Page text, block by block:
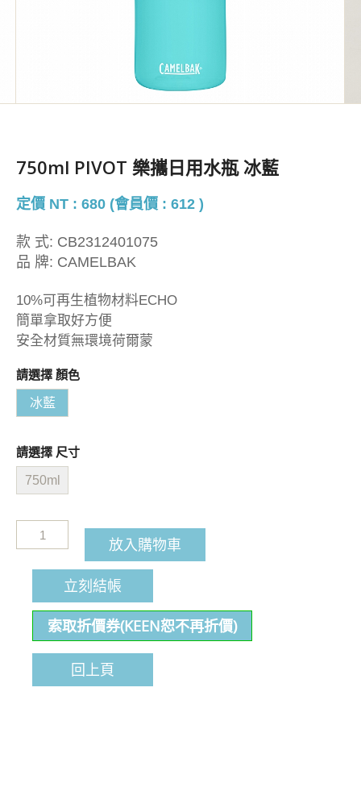
750ml PIVOT 樂攜日用水瓶 冰藍
定價 NT : 680 (會員價 : 612 )
款 式: CB2312401075
品 牌: CAMELBAK
10%可再生植物材料ECHO
簡單拿取好方便
安全材質無環境荷爾蒙
請選擇 顏色
冰藍
請選擇 尺寸
750ml
放入購物車
立刻結帳
索取折價券(KEEN恕不再折價)
回上頁